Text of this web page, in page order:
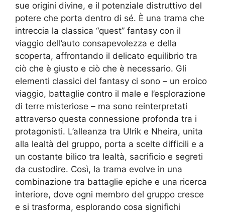
sue origini divine, e il potenziale distruttivo del
potere che porta dentro di sé. È una trama che
intreccia la classica “quest” fantasy con il
viaggio dell’auto consapevolezza e della
scoperta, affrontando il delicato equilibrio tra
ciò che è giusto e ciò che è necessario. Gli
elementi classici del fantasy ci sono – un eroico
viaggio, battaglie contro il male e l’esplorazione
di terre misteriose – ma sono reinterpretati
attraverso questa connessione profonda tra i
protagonisti. L’alleanza tra Ulrik e Nheira, unita
alla lealtà del gruppo, porta a scelte difficili e a
un costante bilico tra lealtà, sacrificio e segreti
da custodire. Così, la trama evolve in una
combinazione tra battaglie epiche e una ricerca
interiore, dove ogni membro del gruppo cresce
e si trasforma, esplorando cosa significhi